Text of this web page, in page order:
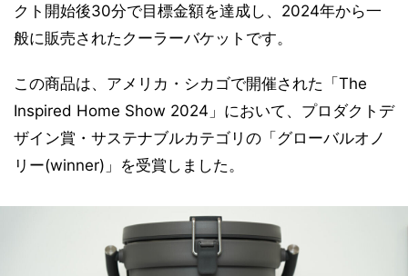
クト開始後30分で目標金額を達成し、2024年から一
般に販売されたクーラーバケットです。
この商品は、アメリカ・シカゴで開催された「The
Inspired Home Show 2024」において、プロダクトデ
ザイン賞・サステナブルカテゴリの「グローバルオノ
リー(winner)」を受賞しました。